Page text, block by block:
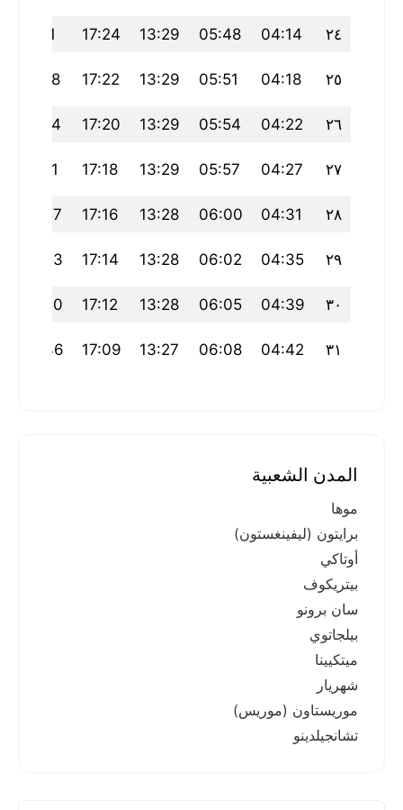
٢٤ 04:14
05:48
13:29
17:24
21:11
٢٥ 04:18
05:51
13:29
17:22
21:08
٢٦ 04:22
05:54
13:29
17:20
21:04
٢٧ 04:27
05:57
13:29
17:18
21:01
٢٨ 04:31
06:00
13:28
17:16
20:57
٢٩ 04:35
06:02
13:28
17:14
20:53
٣٠ 04:39
06:05
13:28
17:12
20:50
٣١ 04:42
06:08
13:27
17:09
20:46
المدن الشعبية
موها
برايتون (ليفينغستون)
أوتاكي
بيتريكوف
سان برونو
بيلجاتوي
ميتكيينا
شهريار
موريستاون (موريس)
تشانجيلدينو